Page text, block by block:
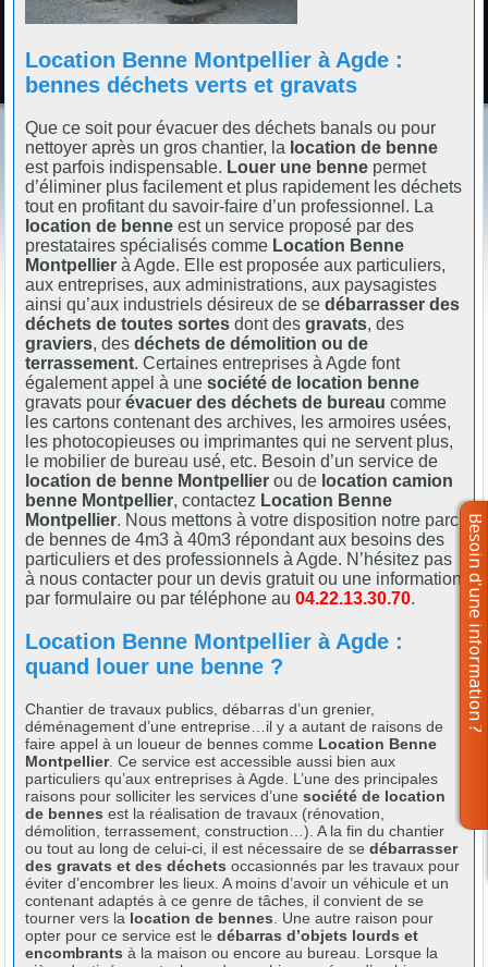
Location Benne Montpellier à Agde :
bennes déchets verts et gravats
Que ce soit pour évacuer des déchets banals ou pour
nettoyer après un gros chantier, la location de benne
est parfois indispensable. Louer une benne permet
d’éliminer plus facilement et plus rapidement les déchets
tout en profitant du savoir-faire d’un professionnel. La
location de benne est un service proposé par des
prestataires spécialisés comme Location Benne
Montpellier à Agde. Elle est proposée aux particuliers,
aux entreprises, aux administrations, aux paysagistes
ainsi qu’aux industriels désireux de sedébarrasser des
déchets de toutes sortes dont desgravats, des
graviers, desdéchets de démolition ou de
terrassement. Certaines entreprises à Agde font
également appel à unesociété de location benne
gravats pourévacuer des déchets de bureau comme
les cartons contenant des archives, les armoires usées,
les photocopieuses ou imprimantes qui ne servent plus,
le mobilier de bureau usé, etc. Besoin d’un service de
location de benne Montpellier ou de location camion
benne Montpellier, contactez Location Benne
Montpellier. Nous mettons à votre disposition notre parc
de bennes de 4m3 à 40m3 répondant aux besoins des
particuliers et des professionnels à Agde. N’hésitez pas
à nous contacter pour un devis gratuit ou une information
par formulaire ou par téléphone au04.22.13.30.70.
Location Benne Montpellier à Agde :
quand louer une benne ?
Chantier de travaux publics, débarras d’un grenier,
déménagement d’une entreprise…il y a autant de raisons de
faire appel à un loueur de bennes comme Location Benne
Montpellier. Ce service est accessible aussi bien aux
particuliers qu’aux entreprises à Agde. L’une des principales
raisons pour solliciter les services d’unesociété de location
de bennes est la réalisation de travaux (rénovation,
démolition, terrassement, construction…). A la fin du chantier
ou tout au long de celui-ci, il est nécessaire de sedébarrasser
des gravats et des déchets occasionnés par les travaux pour
éviter d’encombrer les lieux. A moins d’avoir un véhicule et un
contenant adaptés à ce genre de tâches, il convient de se
tourner vers la location de bennes . Une autre raison pour
opter pour ce service est ledébarras d’objets lourds et
encombrants à la maison ou encore au bureau. Lorsque la